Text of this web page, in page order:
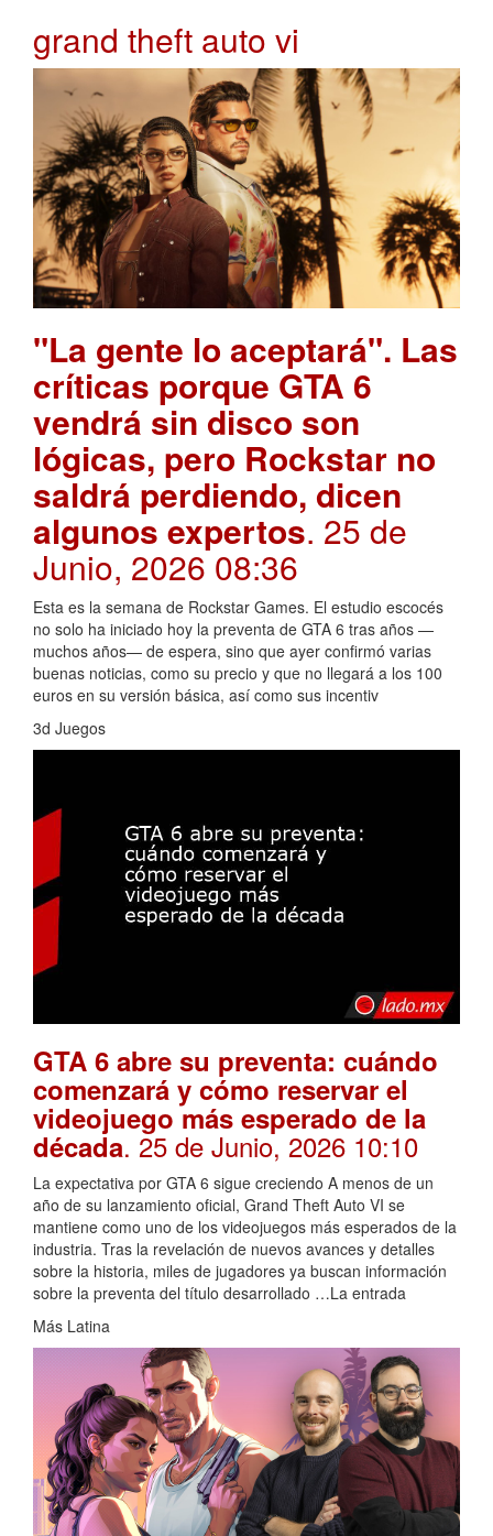
grand theft auto vi
"La gente lo aceptará". Las
críticas porque GTA 6
vendrá sin disco son
lógicas, pero Rockstar no
saldrá perdiendo, dicen
algunos expertos. 25 de
Junio, 2026 08:36
Esta es la semana de Rockstar Games. El estudio escocés
no solo ha iniciado hoy la preventa de GTA 6 tras años —
muchos años— de espera, sino que ayer confirmó varias
buenas noticias, como su precio y que no llegará a los 100
euros en su versión básica, así como sus incentiv
3d Juegos
GTA 6 abre su preventa: cuándo
comenzará y cómo reservar el
videojuego más esperado de la
década. 25 de Junio, 2026 10:10
La expectativa por GTA 6 sigue creciendo A menos de un
año de su lanzamiento oficial, Grand Theft Auto VI se
mantiene como uno de los videojuegos más esperados de la
industria. Tras la revelación de nuevos avances y detalles
sobre la historia, miles de jugadores ya buscan información
sobre la preventa del título desarrollado …La entrada
Más Latina